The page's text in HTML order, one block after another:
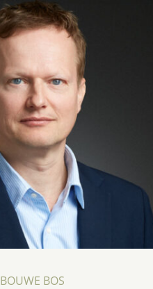
BOUWE BOS